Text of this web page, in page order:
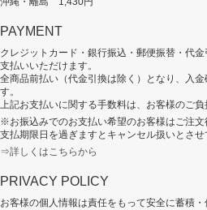
PAYMENT
クレジットカード・銀行振込・郵便振替・代
支払いいただけます。
全商品前払い（代金引換は除く）となり、入
す。
上記お支払いに関する手数料は、お客様のご
※お振込みでのお支払い希望のお客様はご注
支払期限日を過ぎますとキャンセル扱いとさせ
⇒詳しくはこちらから
PRIVACY POLICY
お客様の個人情報は責任をもって安全に蓄積